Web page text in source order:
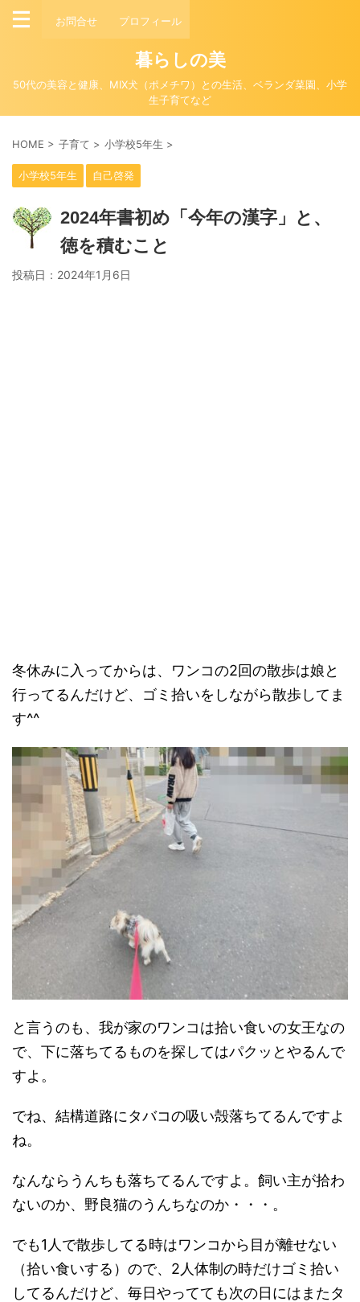
お問合せ プロフィール
暮らしの美
50代の美容と健康、MIX犬（ポメチワ）との生活、ベランダ菜園、小学
生子育てなど
HOME > 子育て > 小学校5年生 >
小学校5年生 自己啓発
2024年書初め「今年の漢字」と、
徳を積むこと
投稿日： 2024年1月6日
冬休みに入ってからは、ワンコの2回の散歩は娘と
行ってるんだけど、ゴミ拾いをしながら散歩してま
す^^
と言うのも、我が家のワンコは拾い食いの女王なの
で、下に落ちてるものを探してはパクッとやるんで
すよ。
でね、結構道路にタバコの吸い殻落ちてるんですよ
ね。
なんならうんちも落ちてるんですよ。飼い主が拾わ
ないのか、野良猫のうんちなのか・・・。
でも1人で散歩してる時はワンコから目が離せない
（拾い食いする）ので、2人体制の時だけゴミ拾い
してるんだけど、毎日やってても次の日にはまたタ